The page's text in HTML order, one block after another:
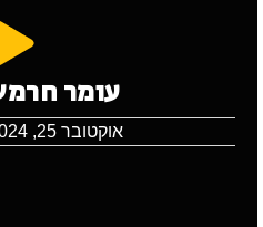
עומר
אוקטובר 25, 2024